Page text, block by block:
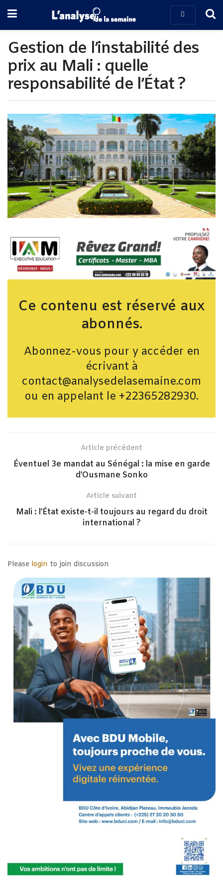
Gestion de l’instabilité des
prix au Mali : quelle
responsabilité de l’État ?
Ce contenu est réservé aux
abonnés.
Abonnez-vous pour y accéder en
écrivant à
contact@analysedelasemaine.com
ou en appelant le +22365282930.
Article précédent
Éventuel 3e mandat au Sénégal : la mise en garde
d’Ousmane Sonko
Article suivant
Mali : l’État existe-t-il toujours au regard du droit
international ?
Please login to join discussion